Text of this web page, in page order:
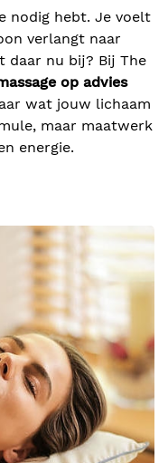
nodig hebt. Je voelt
verlangt naar
daar nu bij? Bij The
op advies
wat jouw lichaam
maar maatwerk
energie.